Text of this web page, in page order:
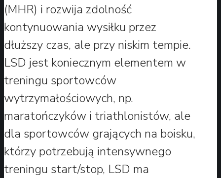
(MHR) i rozwija zdolność
kontynuowania wysiłku przez
dłuższy czas, ale przy niskim tempie.
LSD jest koniecznym elementem w
treningu sportowców
wytrzymałościowych, np.
maratończyków i triathlonistów, ale
dla sportowców grających na boisku,
którzy potrzebują intensywnego
treningu start/stop, LSD ma